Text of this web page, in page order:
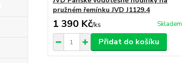
pružném řemínku JVD J1129.4
1 390 Kč/ks Skladem
Přidat do košíku